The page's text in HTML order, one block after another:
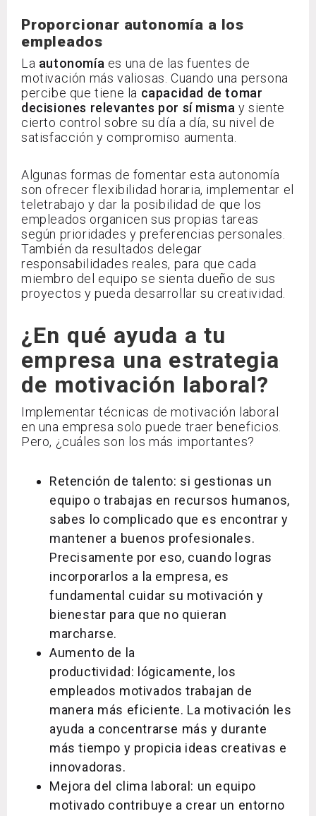
Proporcionar autonomía a los
empleados
La autonomía es una de las fuentes de
motivación más valiosas. Cuando una persona
percibe que tiene la capacidad de tomar
decisiones relevantes por sí misma y siente
cierto control sobre su día a día, su nivel de
satisfacción y compromiso aumenta.
Algunas formas de fomentar esta autonomía
son ofrecer flexibilidad horaria, implementar el
teletrabajo y dar la posibilidad de que los
empleados organicen sus propias tareas
según prioridades y preferencias personales.
También da resultados delegar
responsabilidades reales, para que cada
miembro del equipo se sienta dueño de sus
proyectos y pueda desarrollar su creatividad.
¿En qué ayuda a tu
empresa una estrategia
de motivación laboral?
Implementar técnicas de motivación laboral
en una empresa solo puede traer beneficios.
Pero, ¿cuáles son los más importantes?
Retención de talento: si gestionas un
equipo o trabajas en recursos humanos,
sabes lo complicado que es encontrar y
mantener a buenos profesionales.
Precisamente por eso, cuando logras
incorporarlos a la empresa, es
fundamental cuidar su motivación y
bienestar para que no quieran
marcharse.
Aumento de la
productividad: lógicamente, los
empleados motivados trabajan de
manera más eficiente. La motivación les
ayuda a concentrarse más y durante
más tiempo y propicia ideas creativas e
innovadoras.
Mejora del clima laboral: un equipo
motivado contribuye a crear un entorno